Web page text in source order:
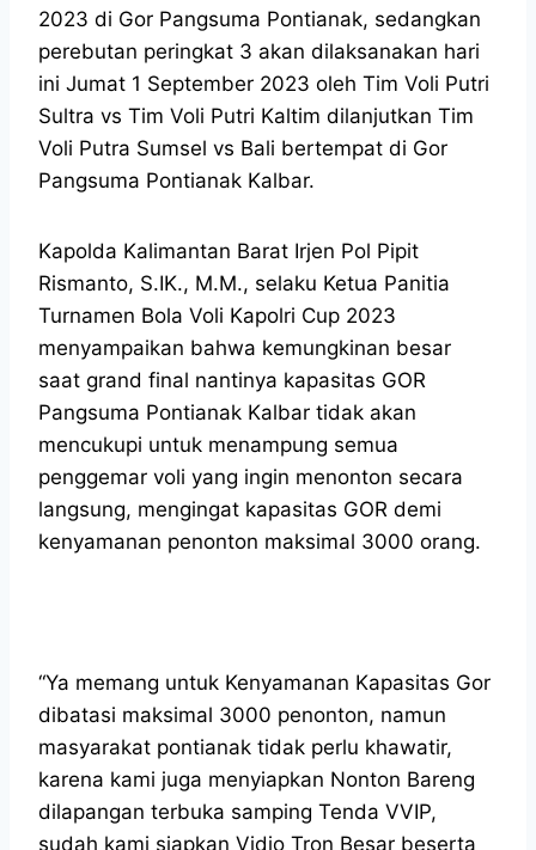
2023 di Gor Pangsuma Pontianak, sedangkan
perebutan peringkat 3 akan dilaksanakan hari
ini Jumat 1 September 2023 oleh Tim Voli Putri
Sultra vs Tim Voli Putri Kaltim dilanjutkan Tim
Voli Putra Sumsel vs Bali bertempat di Gor
Pangsuma Pontianak Kalbar.
Kapolda Kalimantan Barat Irjen Pol Pipit
Rismanto, S.IK., M.M., selaku Ketua Panitia
Turnamen Bola Voli Kapolri Cup 2023
menyampaikan bahwa kemungkinan besar
saat grand final nantinya kapasitas GOR
Pangsuma Pontianak Kalbar tidak akan
mencukupi untuk menampung semua
penggemar voli yang ingin menonton secara
langsung, mengingat kapasitas GOR demi
kenyamanan penonton maksimal 3000 orang.
“Ya memang untuk Kenyamanan Kapasitas Gor
dibatasi maksimal 3000 penonton, namun
masyarakat pontianak tidak perlu khawatir,
karena kami juga menyiapkan Nonton Bareng
dilapangan terbuka samping Tenda VVIP,
sudah kami siapkan Vidio Tron Besar beserta